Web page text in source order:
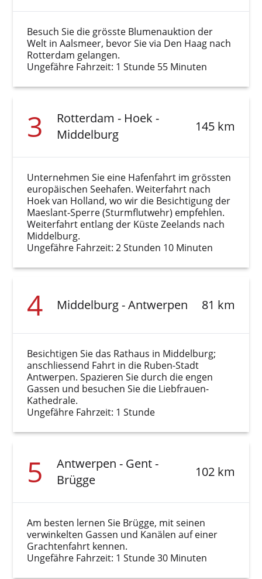
Besuch Sie die grösste Blumenauktion der
Welt in Aalsmeer, bevor Sie via Den Haag nach
Rotterdam gelangen.
Ungefähre Fahrzeit: 1 Stunde 55 Minuten
3
Rotterdam - Hoek -
Middelburg
145 km
Unternehmen Sie eine Hafenfahrt im grössten
europäischen Seehafen. Weiterfahrt nach
Hoek van Holland, wo wir die Besichtigung der
Maeslant-Sperre (Sturmflutwehr) empfehlen.
Weiterfahrt entlang der Küste Zeelands nach
Middelburg.
Ungefähre Fahrzeit: 2 Stunden 10 Minuten
4 Middelburg - Antwerpen 81 km
Besichtigen Sie das Rathaus in Middelburg;
anschliessend Fahrt in die Ruben-Stadt
Antwerpen. Spazieren Sie durch die engen
Gassen und besuchen Sie die Liebfrauen-
Kathedrale.
Ungefähre Fahrzeit: 1 Stunde
5
Antwerpen - Gent -
Brügge
102 km
Am besten lernen Sie Brügge, mit seinen
verwinkelten Gassen und Kanälen auf einer
Grachtenfahrt kennen.
Ungefähre Fahrzeit: 1 Stunde 30 Minuten